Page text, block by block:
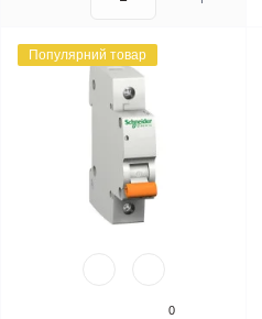
Популярний товар
0